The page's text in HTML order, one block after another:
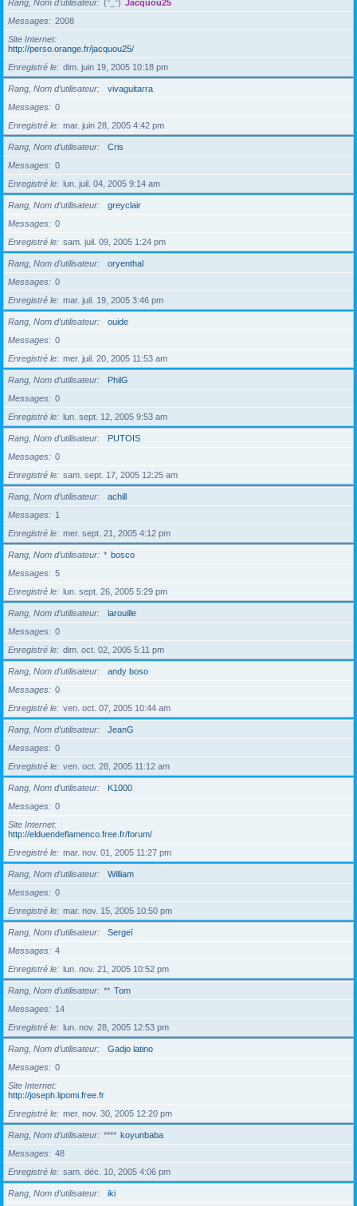
Rang, Nom d’utilisateur (°_°) Jacquou25
Messages
2008
Site Internet
http://perso.orange.fr/jacquou25/
Enregistré le
dim. juin 19, 2005 10:18 pm
Rang, Nom d’utilisateur
vivaguitarra
Messages
0
Enregistré le
mar. juin 28, 2005 4:42 pm
Rang, Nom d’utilisateur
Cris
Messages
0
Enregistré le
lun. juil. 04, 2005 9:14 am
Rang, Nom d’utilisateur
greyclair
Messages
0
Enregistré le
sam. juil. 09, 2005 1:24 pm
Rang, Nom d’utilisateur
oryenthal
Messages
0
Enregistré le
mar. juil. 19, 2005 3:46 pm
Rang, Nom d’utilisateur
ouide
Messages
0
Enregistré le
mer. juil. 20, 2005 11:53 am
Rang, Nom d’utilisateur
PhilG
Messages
0
Enregistré le
lun. sept. 12, 2005 9:53 am
Rang, Nom d’utilisateur
PUTOIS
Messages
0
Enregistré le
sam. sept. 17, 2005 12:25 am
Rang, Nom d’utilisateur
achill
Messages
1
Enregistré le
mer. sept. 21, 2005 4:12 pm
Rang, Nom d’utilisateur * bosco
Messages
5
Enregistré le
lun. sept. 26, 2005 5:29 pm
Rang, Nom d’utilisateur
larouille
Messages
0
Enregistré le
dim. oct. 02, 2005 5:11 pm
Rang, Nom d’utilisateur
andy boso
Messages
0
Enregistré le
ven. oct. 07, 2005 10:44 am
Rang, Nom d’utilisateur
JeanG
Messages
0
Enregistré le
ven. oct. 28, 2005 11:12 am
Rang, Nom d’utilisateur
K1000
Messages
0
Site Internet
http://elduendeflamenco.free.fr/forum/
Enregistré le
mar. nov. 01, 2005 11:27 pm
Rang, Nom d’utilisateur
William
Messages
0
Enregistré le
mar. nov. 15, 2005 10:50 pm
Rang, Nom d’utilisateur
Sergeï
Messages
4
Enregistré le
lun. nov. 21, 2005 10:52 pm
Rang, Nom d’utilisateur ** Tom
Messages
14
Enregistré le
lun. nov. 28, 2005 12:53 pm
Rang, Nom d’utilisateur
Gadjo latino
Messages
0
Site Internet
http://joseph.lipomi.free.fr
Enregistré le
mer. nov. 30, 2005 12:20 pm
Rang, Nom d’utilisateur **** koyunbaba
Messages
48
Enregistré le
sam. déc. 10, 2005 4:06 pm
Rang, Nom d’utilisateur
iki